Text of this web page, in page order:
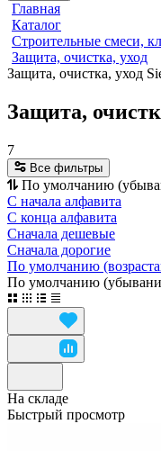
Главная
Каталог
Строительные смеси,
Защита, очистка, уход
Защита, очистка, уход
Защита,
7
Все фильтры
По умолчанию
С начала алфавита
С конца алфавита
Сначала дешевые
Сначала дорогие
По умолчанию
По умолчанию
На складе
Быстрый просмотр